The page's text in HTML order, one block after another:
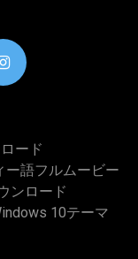
ード
ー語フルムービー
ンロード
10テーマ